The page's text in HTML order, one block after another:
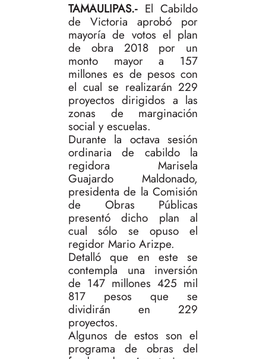
TAMAULIPAS.- El Cabildo
de Victoria aprobó por
mayoría de votos el plan
de obra 2018 por un
monto mayor a 157
millones es de pesos con
el cual se realizarán 229
proyectos dirigidos a las
zonas de marginación
social y escuelas.
Durante la octava sesión
ordinaria de cabildo la
regidora Marisela
Guajardo Maldonado,
presidenta de la Comisión
de Obras Públicas
presentó dicho plan al
cual sólo se opuso el
regidor Mario Arizpe.
Detalló que en este se
contempla una inversión
de 147 millones 425 mil
817 pesos que se
dividirán en 229
proyectos.
Algunos de estos son el
programa de obras del